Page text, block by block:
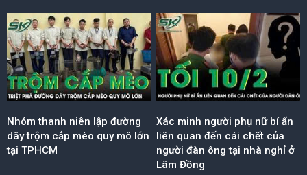
Nhóm thanh niên lập đường
dây trộm cắp mèo quy mô lớn
tại TPHCM
Xác minh người phụ nữ bí ẩn
liên quan đến cái chết của
người đàn ông tại nhà nghỉ ở
Lâm Đồng